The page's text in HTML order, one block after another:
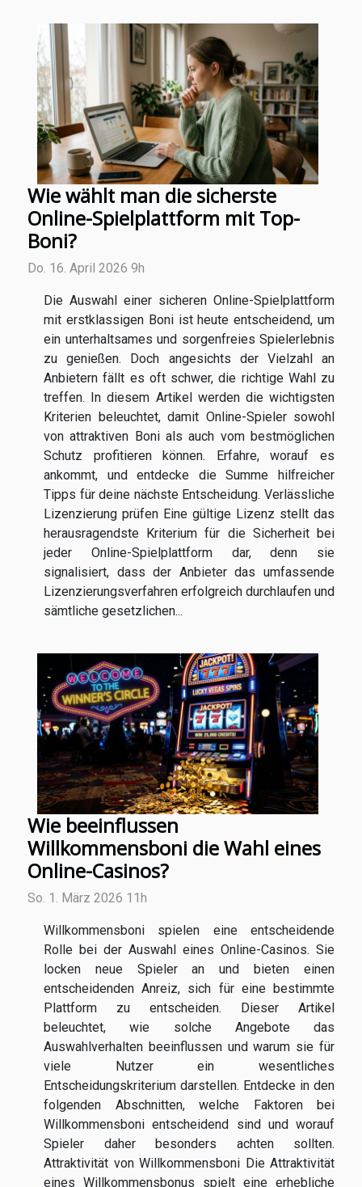
Wie wählt man die sicherste
Online-Spielplattform mit Top-
Boni?
Do. 16. April 2026 9h
Die Auswahl einer sicheren Online-Spielplattform
mit erstklassigen Boni ist heute entscheidend, um
ein unterhaltsames und sorgenfreies Spielerlebnis
zu genießen. Doch angesichts der Vielzahl an
Anbietern fällt es oft schwer, die richtige Wahl zu
treffen. In diesem Artikel werden die wichtigsten
Kriterien beleuchtet, damit Online-Spieler sowohl
von attraktiven Boni als auch vom bestmöglichen
Schutz profitieren können. Erfahre, worauf es
ankommt, und entdecke die Summe hilfreicher
Tipps für deine nächste Entscheidung. Verlässliche
Lizenzierung prüfen Eine gültige Lizenz stellt das
herausragendste Kriterium für die Sicherheit bei
jeder Online-Spielplattform dar, denn sie
signalisiert, dass der Anbieter das umfassende
Lizenzierungsverfahren erfolgreich durchlaufen und
sämtliche gesetzlichen...
Wie beeinflussen
Willkommensboni die Wahl eines
Online-Casinos?
So. 1. März 2026 11h
Willkommensboni spielen eine entscheidende
Rolle bei der Auswahl eines Online-Casinos. Sie
locken neue Spieler an und bieten einen
entscheidenden Anreiz, sich für eine bestimmte
Plattform zu entscheiden. Dieser Artikel
beleuchtet, wie solche Angebote das
Auswahlverhalten beeinflussen und warum sie für
viele Nutzer ein wesentliches
Entscheidungskriterium darstellen. Entdecke in den
folgenden Abschnitten, welche Faktoren bei
Willkommensboni entscheidend sind und worauf
Spieler daher besonders achten sollten.
Attraktivität von Willkommensboni Die Attraktivität
eines Willkommensbonus spielt eine erhebliche